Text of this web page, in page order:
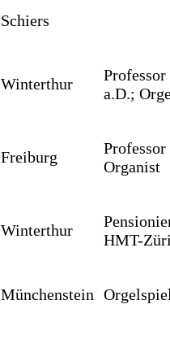
Schiers
Winterthur
a.D.;
Freiburg
Professor
Organist
Winterthur
HMT-
Münchenstein